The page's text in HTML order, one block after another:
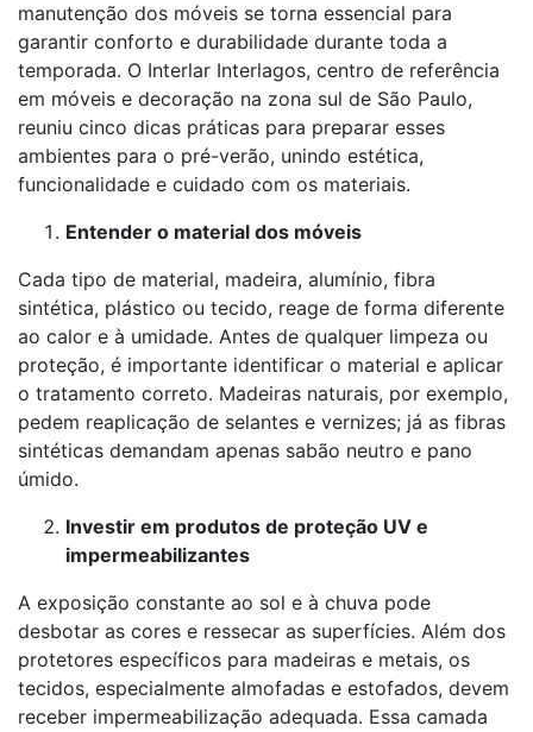
manutenção dos móveis se torna essencial para
garantir conforto e durabilidade durante toda a
temporada. O Interlar Interlagos, centro de referência
em móveis e decoração na zona sul de São Paulo,
reuniu cinco dicas práticas para preparar esses
ambientes para o pré-verão, unindo estética,
funcionalidade e cuidado com os materiais.
Entender o material dos móveis
Cada tipo de material, madeira, alumínio, fibra
sintética, plástico ou tecido, reage de forma diferente
ao calor e à umidade. Antes de qualquer limpeza ou
proteção, é importante identificar o material e aplicar
o tratamento correto. Madeiras naturais, por exemplo,
pedem reaplicação de selantes e vernizes; já as fibras
sintéticas demandam apenas sabão neutro e pano
úmido.
Investir em produtos de proteção UV e
impermeabilizantes
A exposição constante ao sol e à chuva pode
desbotar as cores e ressecar as superfícies. Além dos
protetores específicos para madeiras e metais, os
tecidos, especialmente almofadas e estofados, devem
receber impermeabilização adequada. Essa camada